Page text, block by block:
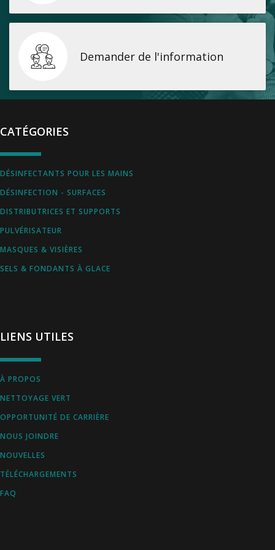
Demander de l'information
CATÉGORIES
DÉSINFECTANTS POUR LES MAINS
DÉSINFECTION - SURFACES
DISTRIBUTRICES ET SUPPORTS
PULVÉRISATEUR
MASQUES & VISIÈRES
SELS & FONDANTS À GLACE
LIENS UTILES
À PROPOS
NETTOYAGE VERT
OPPORTUNITÉ DE CARRIÈRE
NOUS JOINDRE
NOUVELLES
TÉLÉCHARGEMENTS
FAQ